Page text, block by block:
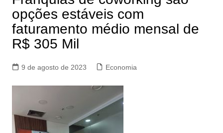
opções estáveis com
faturamento médio mensal de
R$ 305 Mil
9 de agosto de 2023 Economia